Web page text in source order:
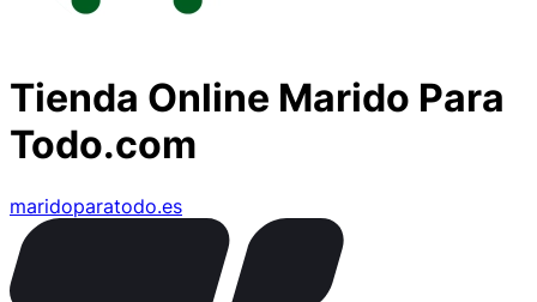
Tienda Online Marido Para
Todo.com
maridoparatodo.es